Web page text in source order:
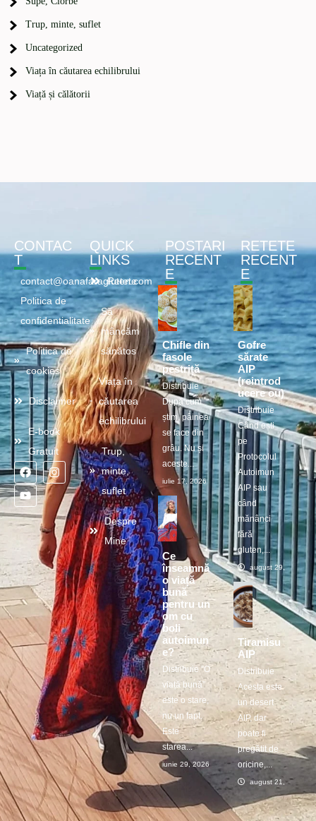
Trup, minte, suflet
Uncategorized
Viața în căutarea echilibrului
Viață și călătorii
CONTAC
T
contact@oanafaragluten.com
Politica de
confidentialitate
Politica de
cookies
Disclaimer
E-book
Gratuit
QUICK
LINKS
Retete
Să
mâncăm
sănătos
Viața în
căutarea
echilibrului
Trup,
minte,
suflet
Despre
Mine
POSTARI
RECENT
E
Chifle din
fasole
pestriță
Distribuie
După cum
știm, pâinea
se face din
grâu. Nu și
aceste...
iulie 17, 2026
Ce
înseamnă
o viață
bună
pentru un
om cu
boli
autoimun
e?
Distribuie ”O
viață bună”
este o stare,
nu un fapt.
Este
starea...
iunie 29, 2026
RETETE
RECENT
E
Gofre
sărate
AIP
(reintrod
ucere ou)
Distribuie
Când ești
pe
Protocolul
Autoimun
AIP sau
când
mănânci
fără
gluten,...
august 29, 2025
Tiramisu
AIP
Distribuie
Acesta este
un desert
AIP, dar
poate fi
pregătit de
oricine,...
august 21, 2025